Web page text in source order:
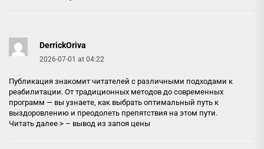
DerrickOriva
2026-07-01 at 04:22
Публикация знакомит читателей с различными подходами к
реабилитации. От традиционных методов до современных
программ — вы узнаете, как выбрать оптимальный путь к
выздоровлению и преодолеть препятствия на этом пути.
Читать далее > – вывод из запоя цены